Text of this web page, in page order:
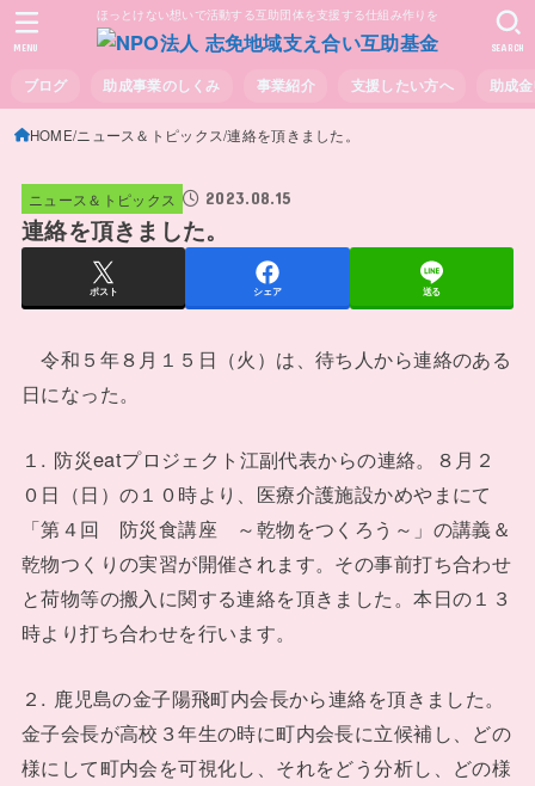
ほっとけない想いで活動する互助団体を支援する仕組み作りを
ブログ 助成事業のしくみ 事業紹介 支援したい方へ 助成
SEARCH
MENU
HOME ニュース＆トピックス 連絡を頂きました。
ニュース＆トピックス 2023.08.15
連絡を頂きました。
ポスト シェア 送る
令和５年８月１５日（火）は、待ち人から連絡のある
日になった。
１. 防災eatプロジェクト江副代表からの連絡。８月２
０日（日）の１０時より、医療介護施設かめやまにて
「第４回 防災食講座 ～乾物をつくろう～」の講義＆
乾物つくりの実習が開催されます。その事前打ち合わせ
と荷物等の搬入に関する連絡を頂きました。本日の１３
時より打ち合わせを行います。
２. 鹿児島の金子陽飛町内会長から連絡を頂きました。
金子会長が高校３年生の時に町内会長に立候補し、どの
様にして町内会を可視化し、それをどう分析し、どの様